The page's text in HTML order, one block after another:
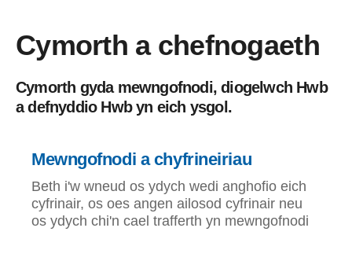
Cymorth a chefnogaeth
Cymorth gyda mewngofnodi, diogelwch Hwb
a defnyddio Hwb yn eich ysgol.
Mewngofnodi a chyfrineiriau
Beth i'w wneud os ydych wedi anghofio eich
cyfrinair, os oes angen ailosod cyfrinair neu
os ydych chi'n cael trafferth yn mewngofnodi